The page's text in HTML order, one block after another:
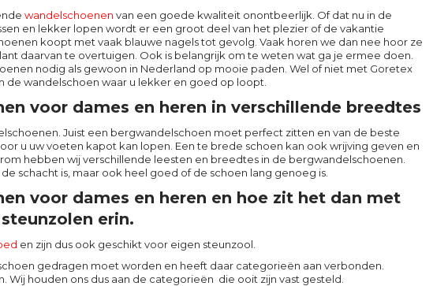
wandelschoenen van een goede kwaliteit onontbeerlijk. Of dat nu in de
en lekker lopen wordt er een groot deel van het plezier of de vakantie
koopt met vaak blauwe nagels tot gevolg. Vaak horen we dan nee hoor ze
daarvan te overtuigen. Ook is belangrijk om te weten wat ga je ermee doen.
nodig als gewoon in Nederland op mooie paden. Wel of niet met Goretex
de wandelschoen waar u lekker en goed op loopt.
voor dames en heren in verschillende breedtes
Juist een bergwandelschoen moet perfect zitten en van de beste
u uw voeten kapot kan lopen. Een te brede schoen kan ook wrijving geven en
hebben wij verschillende leesten en breedtes in de bergwandelschoenen.
schacht is, maar ook heel goed of de schoen lang genoeg is.
voor dames en heren en hoe zit het dan met
erin.
en zijn dus ook geschikt voor eigen steunzool.
gedragen moet worden en heeft daar categorieën aan verbonden.
houden ons dus aan de categorieën die ooit zijn vast gesteld.